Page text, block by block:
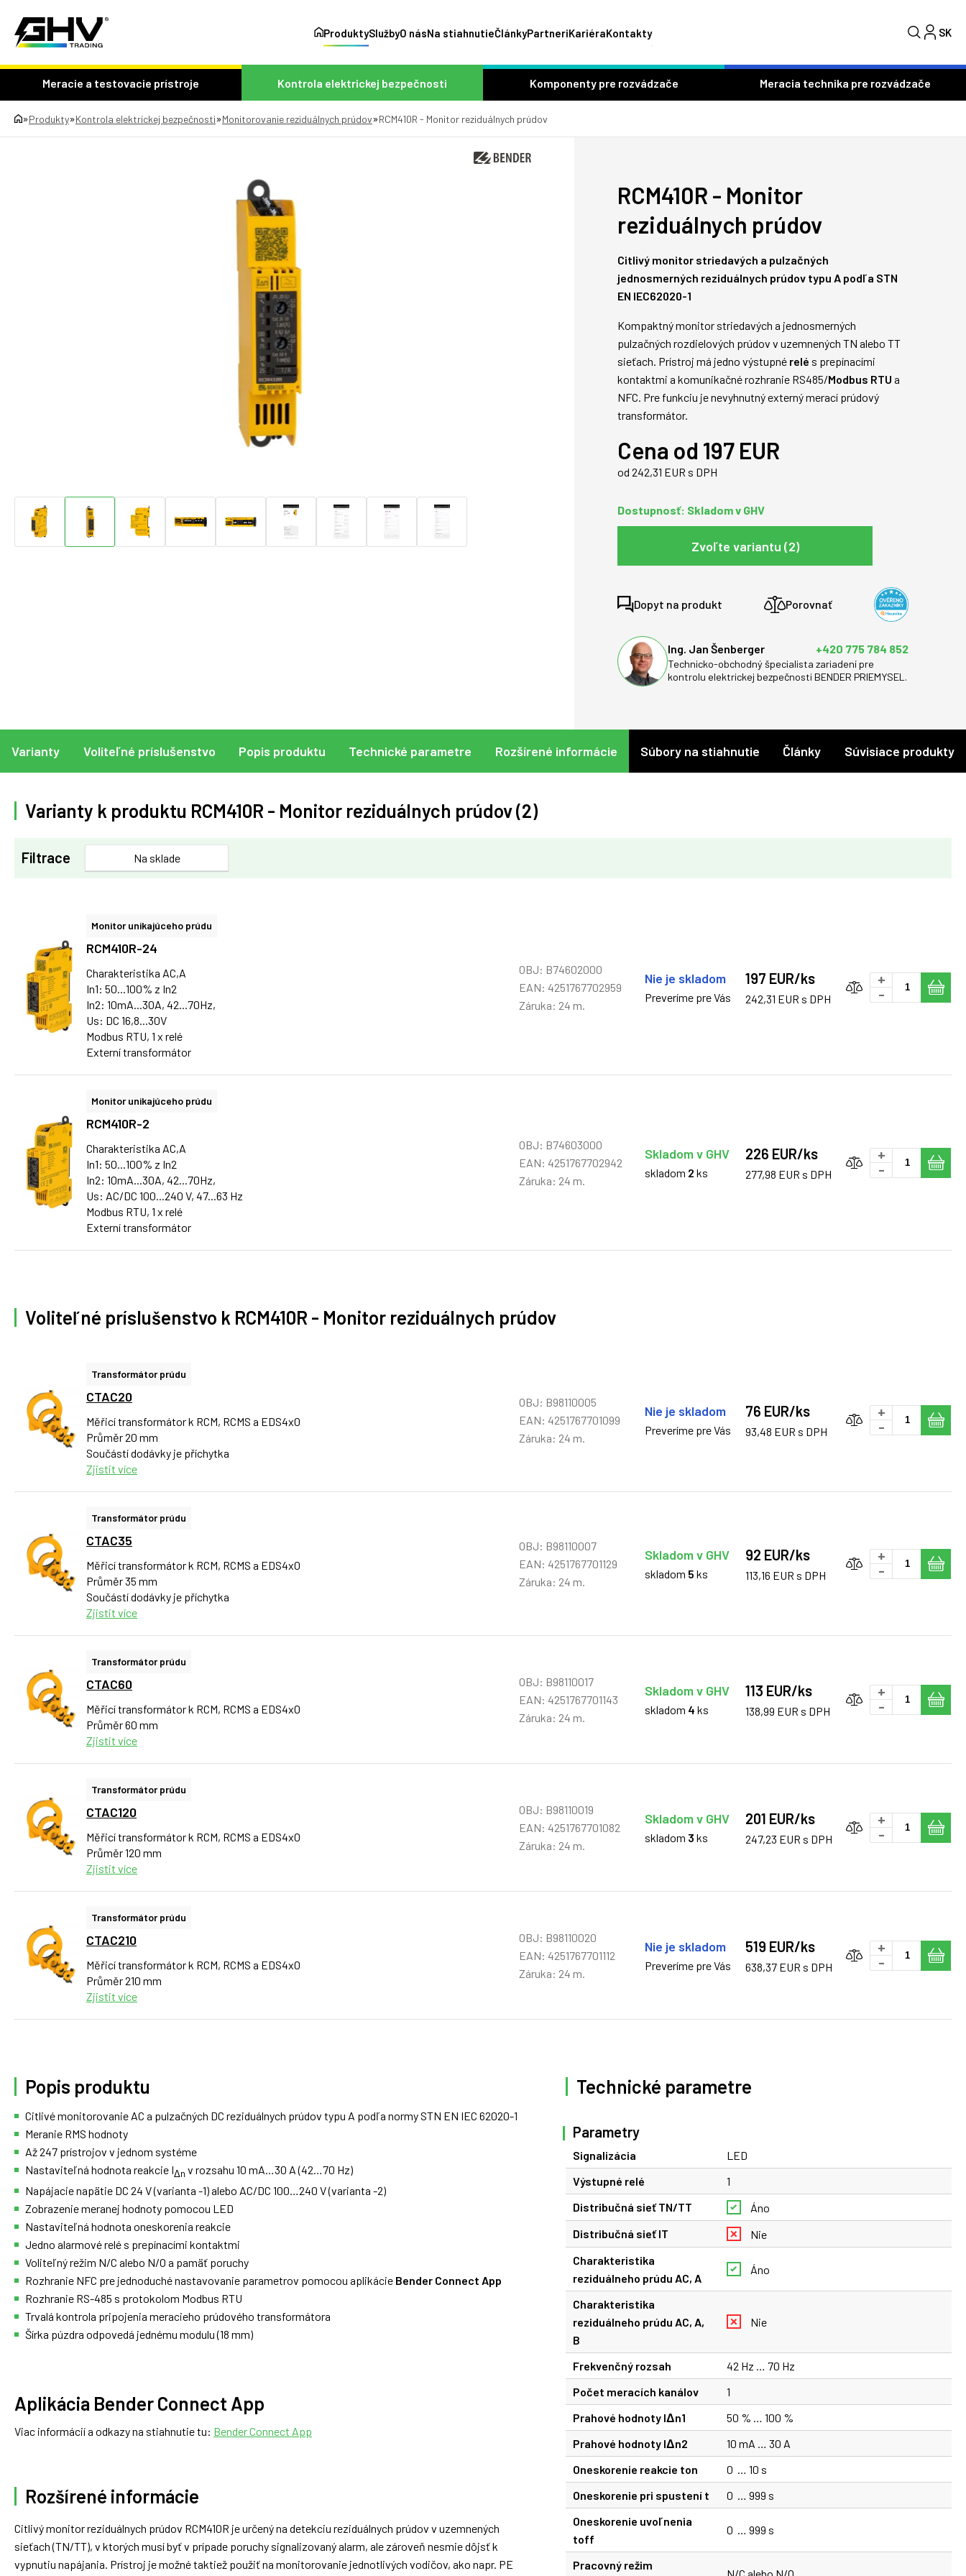
ProduktySlužbyO násNa stiahnutieČlánkyPartneriKariéraKontakty SK
Meracie a testovacie prístroje Kontrola elektrickej bezpečnosti Komponenty pre rozvádzače Meracia technika pre rozvádzače
»Produkty»Kontrola elektrickej bezpečnosti»Monitorovanie reziduálnych prúdov»RCM410R - Monitor reziduálnych prúdov
RCM410R - Monitor
reziduálnych prúdov
Citlivý monitor striedavých a pulzačných
jednosmerných reziduálnych prúdov typu A podľa STN
EN IEC62020-1
Kompaktný monitor striedavých a jednosmerných
pulzačných rozdielových prúdov v uzemnených TN alebo TT
sieťach. Prístroj má jedno výstupné relé s prepínacími
kontaktmi a komunikačné rozhranie RS485/Modbus RTUa
NFC. Pre funkciu je nevyhnutný externý merací prúdový
transformátor.
Cena od 197 EUR
od 242,31 EUR s DPH
Dostupnosť: Skladom v GHV
Zvoľte variantu (2)
Dopyt na produkt Porovnať
Ing. Jan Šenberger +420 775 784 852
Technicko-obchodný špecialista zariadení pre
kontrolu elektrickej bezpečnosti BENDER PRIEMYSEL.
Varianty Voliteľné príslušenstvo Popis produktu Technické parametre Rozšírené informácie Súbory na stiahnutie Články Súvisiace produkty
Varianty k produktu RCM410R - Monitor reziduálnych prúdov (2)
Filtrace Na sklade
Monitor unikajúceho prúdu
RCM410R-24
Charakteristika AC,A
In1: 50...100% z In2
In2: 10mA...30A, 42...70Hz,
Us: DC 16,8...30V
Modbus RTU, 1 x relé
Externí transformátor
OBJ: B74602000
EAN: 4251767702959
Záruka: 24 m.
Nie je skladom
Preveríme pre Vás
197 EUR/ks
242,31 EUR s DPH
+
-
Monitor unikajúceho prúdu
RCM410R-2
Charakteristika AC,A
In1: 50...100% z In2
In2: 10mA...30A, 42...70Hz,
Us: AC/DC 100...240 V, 47...63 Hz
Modbus RTU, 1 x relé
Externí transformátor
OBJ: B74603000
EAN: 4251767702942
Záruka: 24 m.
Skladom v GHV
skladom 2 ks
226 EUR/ks
277,98 EUR s DPH
+
-
Voliteľné príslušenstvo k RCM410R - Monitor reziduálnych prúdov
Transformátor prúdu
CTAC20
Měřicí transformátor k RCM, RCMS a EDS4x0
Průměr 20 mm
Součástí dodávky je příchytka
Zjistit více
OBJ: B98110005
EAN: 4251767701099
Záruka: 24 m.
Nie je skladom
Preveríme pre Vás
76 EUR/ks
93,48 EUR s DPH
+
-
Transformátor prúdu
CTAC35
Měřicí transformátor k RCM, RCMS a EDS4x0
Průměr 35 mm
Součástí dodávky je příchytka
Zjistit více
OBJ: B98110007
EAN: 4251767701129
Záruka: 24 m.
Skladom v GHV
skladom 5 ks
92 EUR/ks
113,16 EUR s DPH
+
-
Transformátor prúdu
CTAC60
Měřicí transformátor k RCM, RCMS a EDS4x0
Průměr 60 mm
Zjistit více
OBJ: B98110017
EAN: 4251767701143
Záruka: 24 m.
Skladom v GHV
skladom 4 ks
113 EUR/ks
138,99 EUR s DPH
+
-
Transformátor prúdu
CTAC120
Měřicí transformátor k RCM, RCMS a EDS4x0
Průměr 120 mm
Zjistit více
OBJ: B98110019
EAN: 4251767701082
Záruka: 24 m.
Skladom v GHV
skladom 3 ks
201 EUR/ks
247,23 EUR s DPH
+
-
Transformátor prúdu
CTAC210
Měřicí transformátor k RCM, RCMS a EDS4x0
Průměr 210 mm
Zjistit více
OBJ: B98110020
EAN: 4251767701112
Záruka: 24 m.
Nie je skladom
Preveríme pre Vás
519 EUR/ks
638,37 EUR s DPH
+
-
Popis produktu
Citlivé monitorovanie AC a pulzačných DC reziduálnych prúdov typu A podľa normy STN EN IEC 62020-1
Meranie RMS hodnoty
Až 247 prístrojov v jednom systéme
Nastaviteľná hodnota reakcie IΔn v rozsahu 10 mA…30 A (42…70 Hz)
Napájacie napätie DC 24 V (varianta -1) alebo AC/DC 100…240 V (varianta -2)
Zobrazenie meranej hodnoty pomocou LED
Nastaviteľná hodnota oneskorenia reakcie
Jedno alarmové relé s prepínacími kontaktmi
Voliteľný režim N/C alebo N/O a pamäť poruchy
Rozhranie NFC pre jednoduché nastavovanie parametrov pomocou aplikácie Bender Connect App
Rozhranie RS-485 s protokolom Modbus RTU
Trvalá kontrola pripojenia meracieho prúdového transformátora
Šírka púzdra odpovedá jednému modulu (18 mm)
Aplikácia Bender Connect App
Viac informácií a odkazy na stiahnutie tu: Bender Connect App
Rozšírené informácie
Citlivý monitor reziduálnych prúdov RCM410R je určený na detekciu reziduálnych prúdov v uzemnených
sieťach (TN/TT), v ktorých musí byť v prípade poruchy signalizovaný alarm, ale zároveň nesmie dôjsť k
vypnutiu napájania. Prístroj je možné taktiež použiť na monitorovanie jednotlivých vodičov, ako napr. PE
Technické parametre
Parametry
Signalizácia
LED
Výstupné relé
1
Distribučná sieť TN/TT
Áno
Distribučná sieť IT
Nie
Charakteristika
reziduálneho prúdu AC, A
Áno
Charakteristika
reziduálneho prúdu AC, A,
B
Nie
Frekvenčný rozsah
42 Hz … 70 Hz
Počet meracích kanálov
1
Prahové hodnoty lΔn1
50 % … 100 %
Prahové hodnoty lΔn2
10 mA … 30 A
Oneskorenie reakcie ton
0 … 10 s
Oneskorenie pri spustení t
0 … 999 s
Oneskorenie uvoľnenia
toff
0 … 999 s
Pracovný režim